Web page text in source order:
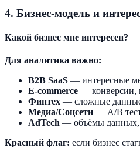
4. Бизнес-модель и
Какой бизнес мне интересен?
Для аналитика важно:
B2B SaaS — интересные
E-commerce — конверсии,
Финтех — сложные
Медиа/Соцсети — A/B
AdTech — объёмы данных,
Красный флаг: если бизнес